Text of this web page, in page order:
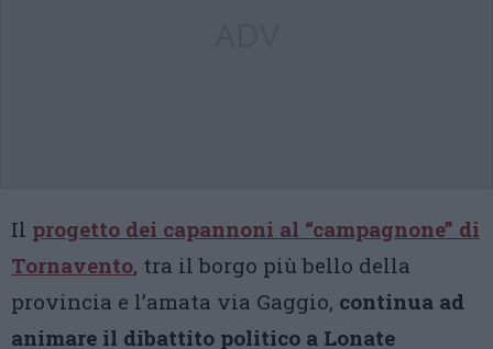
Il progetto dei capannoni al “campagnone” di
Tornavento, tra il borgo più bello della
provincia e l’amata via Gaggio, continua ad
animare il dibattito politico a Lonate